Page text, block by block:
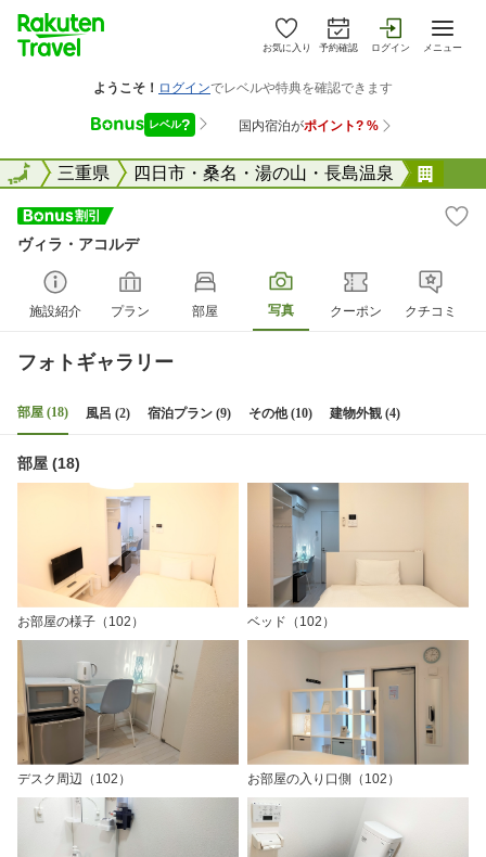
お気に入り 予約確認 ログイン メニュー
全国三重県 四日市・桑名・湯の山・長島温泉
全国
ヴィラ・アコルデ
施設紹介 プラン 部屋 写真 クーポン クチコミ
フォトギャラリー
部屋 (18) 風呂 (2) 宿泊プラン (9) その他 (10) 建物外観 (4)
部屋 (18)
お部屋の様子（102） ベッド（102）
デスク周辺（102） お部屋の入り口側（102）